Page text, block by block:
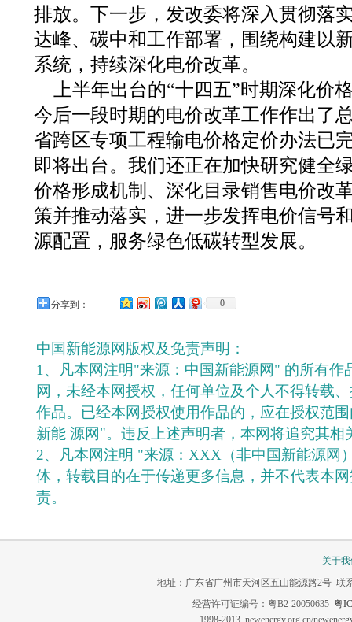
排放。下一步，发改委将深入贯彻落
达峰、碳中和工作部署，围绕构建以
系统，持续深化电价改革。
上半年出台的“十四五”时期深化价
今后一段时期的电价改革工作作出了
省跨区专项工程输电价格定价办法已
即将出台。我们还正在加快研究健全
价格形成机制、深化目录销售电价改
策并推动落实，进一步发挥电价信号
源配置，服务绿色低碳转型发展。
分享到： 0
中国新能源网版权及免责声明：
1、凡本网注明"来源：中国新能源网" 的所有作
网，未经本网授权，任何单位及个人不得转载
作品。已经本网授权使用作品的，应在授权范
新能 源网"。违反上述声明者，本网将追究其相
2、凡本网注明 "来源：XXX（非中国新能源网
体，转载目的在于传递更多信息，并不代表本
责。
关于
地址：广东省广州市天河区五山能源路2号 联
经营许可证编号：粤B2-20050635 粤
1998-2013 newenergy.org.cn/